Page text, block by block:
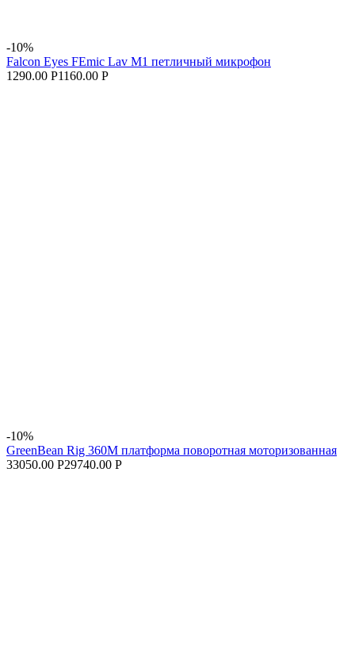
-10%
Falcon Eyes FEmic Lav M1 петличный микрофон
1290.00 Р1160.00 Р
-10%
GreenBean Rig 360M платформа поворотная моторизованная
33050.00 Р29740.00 Р